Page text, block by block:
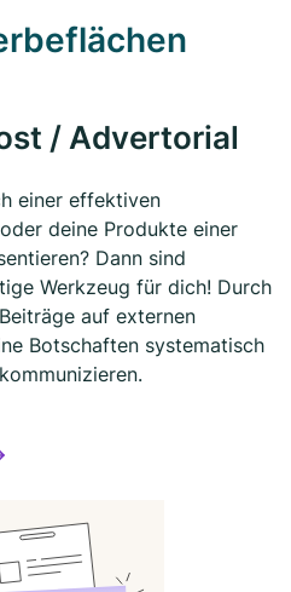
/ Advertorial
einer effektiven
deine Produkte einer
Dann sind
Werkzeug für dich! Durch
auf externen
Botschaften systematisch